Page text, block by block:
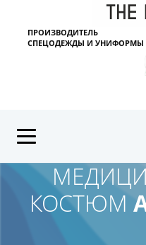
ПРОИЗВОДИТЕЛЬ
СПЕЦОДЕЖДЫ И УНИФОРМЫ
КОСТЮМ